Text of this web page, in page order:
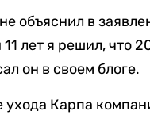
объяснил в
11 лет я решил, что
он в своем блоге.
ухода Карпа